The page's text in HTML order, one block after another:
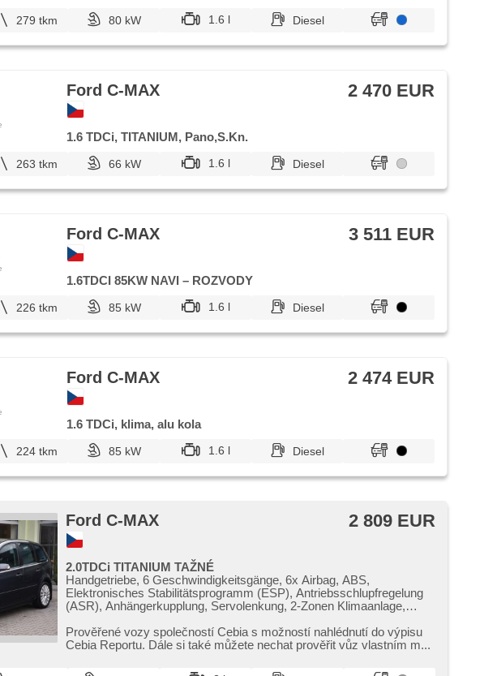
279 tkm 80 kW 1.6 l Diesel
Ford C-MAX 2 470 EUR
1.6 TDCi, TITANIUM, Pano,S.Kn.
263 tkm 66 kW 1.6 l Diesel
Ford C-MAX 3 511 EUR
1.6TDCI 85KW NAVI – ROZVODY
226 tkm 85 kW 1.6 l Diesel
Ford C-MAX 2 474 EUR
1.6 TDCi, klima, alu kola
224 tkm 85 kW 1.6 l Diesel
Ford C-MAX 2 809 EUR
2.0TDCi TITANIUM TAŽNÉ
Handgetriebe, 6 Geschwindigkeitsgänge, 6x Airbag, ABS,
Elektronisches Stabilitätsprogramm (ESP), Antriebsschlupfregelung
(ASR), Anhängerkupplung, Servolenkung, 2-Zonen Klimaanlage,
Bordcomputer, parkovací senzory přední, parkovací senzory zadní,
Lichtsensor, Lenkrad einstellbar, Multifunktionslenkrad,
Wegfahrsperre, Zentralverriegelung mit Funkfernbedienung,
Prověřené vozy společností Cebia s možností nahlédnutí do výpisu
Cebia Reportu. Dále si také můžete nechat prověřit vůz vlastním m...